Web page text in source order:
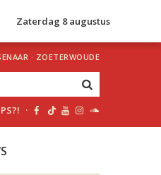
Zaterdag 8 augustus
· ZOETERWOUDE
·